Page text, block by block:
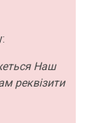
Наш
реквізити